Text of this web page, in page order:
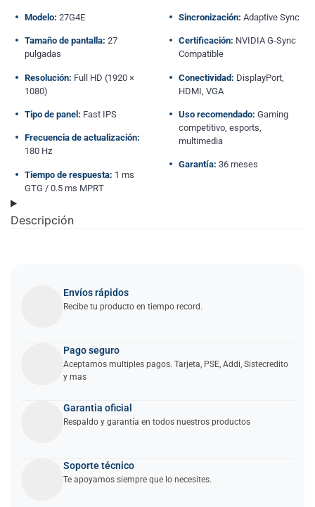
Modelo: 27G4E
Tamaño de pantalla: 27
pulgadas
Resolución: Full HD (1920 ×
1080)
Tipo de panel: Fast IPS
Frecuencia de actualización:
180 Hz
Tiempo de respuesta: 1 ms
GTG / 0.5 ms MPRT
Sincronización: Adaptive Sync
Certificación: NVIDIA G-Sync
Compatible
Conectividad: DisplayPort,
HDMI, VGA
Uso recomendado: Gaming
competitivo, esports,
multimedia
Garantía: 36 meses
Descripción
Envíos rápidos
Recibe tu producto en tiempo record.
Pago seguro
Aceptamos multiples pagos. Tarjeta, PSE, Addi, Sistecredito
y mas
Garantia oficial
Respaldo y garantía en todos nuestros productos
Soporte técnico
Te apoyamos siempre que lo necesites.